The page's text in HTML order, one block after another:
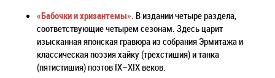
«Бабочки и хризантемы». В издании четыре раздела,
соответствующие четырем сезонам. Здесь царит
изысканная японская гравюра из собрания Эрмитажа и
классическая поэзия хайку (трехстишия) и танка
(пятистишия) поэтов IХ–XIX веков.